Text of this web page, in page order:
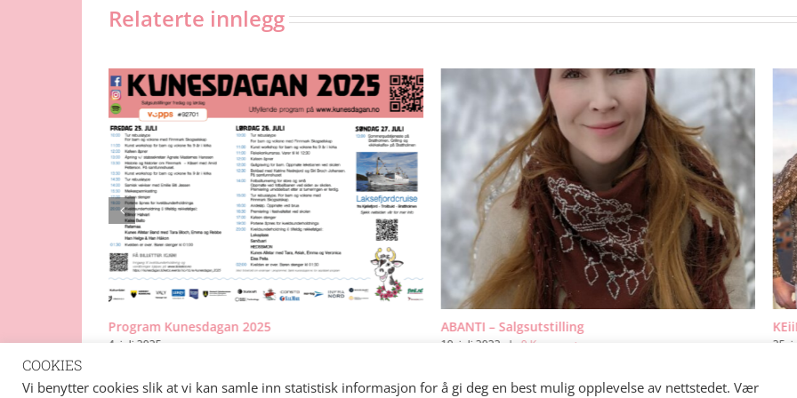
Relaterte innlegg
Program Kunesdagan 2025
4. juli 2025
ABANTI – Salgsutstilling
19. juli 2022 | 0 Kommentarer 25.
COOKIES
Vi benytter cookies slik at vi kan samle inn statistisk informasjon for å gi deg en best mulig opplevelse av nettstedet. Vær